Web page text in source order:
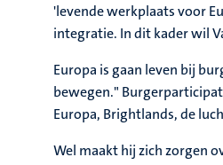
'levende werkplaats voor
integratie. In dit kader wil
Europa is gaan leven bij
bewegen."
Europa, Brightlands, de
Wel maakt hij zich zorgen